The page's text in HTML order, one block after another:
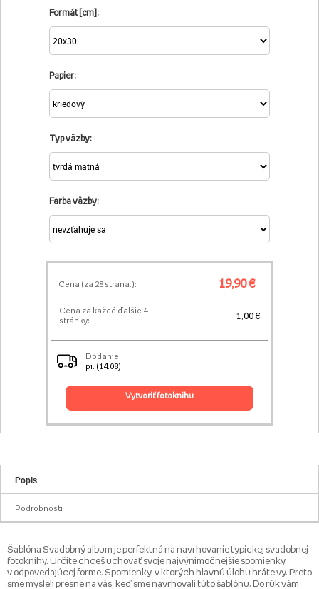
Formát [cm]:
Papier:
Typ väzby:
Farba väzby:
Cena (za 28 strana.): 19,90 €
Cena za každé ďalšie 4
stránky:
1,00 €
Dodanie:
pi. (14.08)
vytvoriť fotoknihu
Popis
Podrobnosti
Šablóna Svadobný album je perfektná na navrhovanie typickej svadobnej
fotoknihy. Určite chceš uchovať svoje najvýnimočnejšie spomienky
v odpovedajúcej forme. Spomienky, v ktorých hlavnú úlohu hráte vy. Preto
sme mysleli presne na vás, keď sme navrhovali túto šablónu. Do rúk vám